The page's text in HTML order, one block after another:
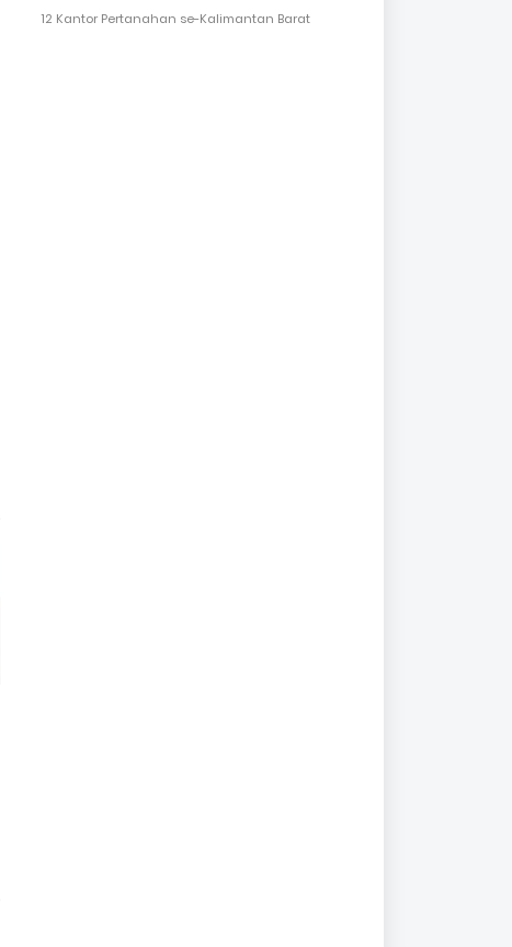
12 Kantor Pertanahan se-Kalimantan Barat